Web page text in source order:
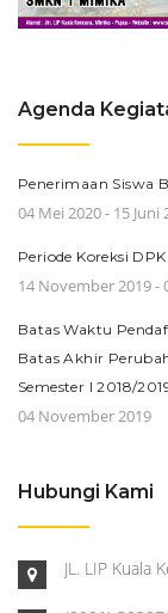
Agenda
Penerimaan Siswa
04 Mei 2020 - 15 Juni
Periode Koreksi
14 November 2019 -
Batas Waktu
Batas Akhir
Semester I 2018/
04 November 2019
Hubungi Kami
JL. LIP Kuala